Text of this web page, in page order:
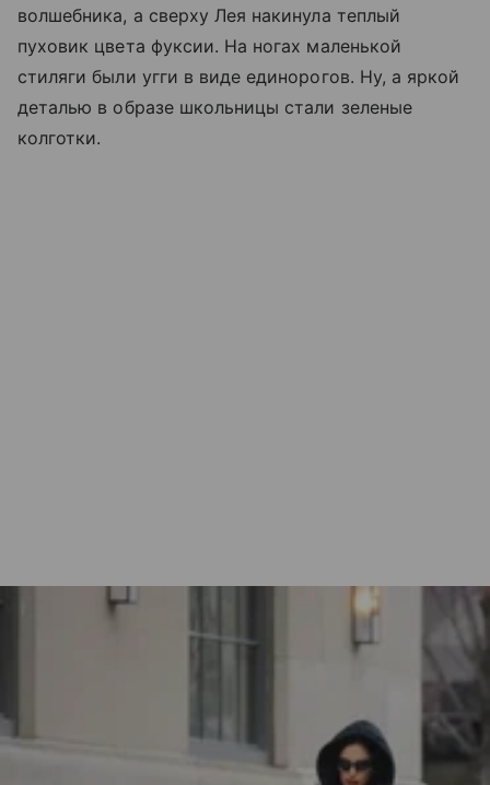
волшебника, а сверху Лея накинула теплый
пуховик цвета фуксии. На ногах маленькой
стиляги были угги в виде единорогов. Ну, а яркой
деталью в образе школьницы стали зеленые
колготки.